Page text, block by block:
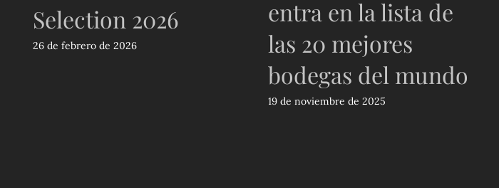
Selection 2026
26 de febrero de 2026
entra en la lista de
las 20 mejores
bodegas del mundo
19 de noviembre de 2025